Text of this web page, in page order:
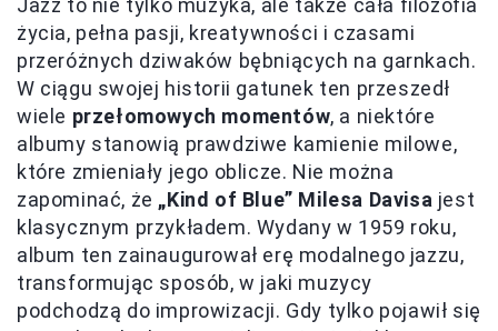
Jazz to nie tylko muzyka, ale także cała filozofia
życia, pełna pasji, kreatywności i czasami
przeróżnych dziwaków bębniących na garnkach.
W ciągu swojej historii gatunek ten przeszedł
wiele przełomowych momentów, a niektóre
albumy stanowią prawdziwe kamienie milowe,
które zmieniały jego oblicze. Nie można
zapominać, że „Kind of Blue” Milesa Davisa jest
klasycznym przykładem. Wydany w 1959 roku,
album ten zainaugurował erę modalnego jazzu,
transformując sposób, w jaki muzycy
podchodzą do improwizacji. Gdy tylko pojawił się